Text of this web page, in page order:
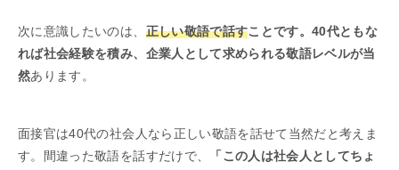
次に意識したいのは、 正しい敬語で話すことです。40代ともな
れば社会経験を積み、企業人として求められる敬語レベルが当
然あります。
面接官は40代の社会人なら正しい敬語を話せて当然だと考えま
す。間違った敬語を話すだけで、
「この人は社会人としてちょ